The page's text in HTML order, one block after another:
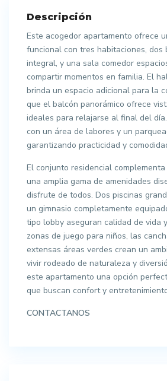
Descripción
Este acogedor apartamento ofrece
funcional con tres habitaciones, dos
integral, y una sala comedor
compartir momentos en familia. El
brinda un espacio adicional para la
que el balcón panorámico ofrece
ideales para relajarse al final del
con un área de labores y un
garantizando practicidad y
El conjunto residencial
una amplia gama de amenidades
disfrute de todos. Dos piscinas
un gimnasio completamente
tipo lobby aseguran calidad de vida
zonas de juego para niños, las
extensas áreas verdes crean un
vivir rodeado de naturaleza y
este apartamento una opción
que buscan confort y
CONTACTANOS